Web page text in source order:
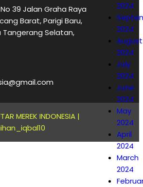
2024
2024
August
2024
July
2024
June
2024
May
2024
April
2024
March
2024
39 Jalan Graha Raya
Barat, Parigi Baru,
Tangerang Selatan,
MEREK INDONESIA |